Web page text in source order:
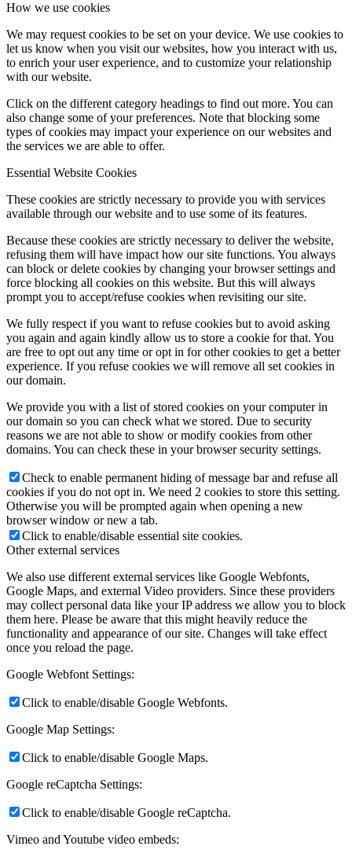
How we use cookies
We may request cookies to be set on your device. We use cookies to
let us know when you visit our websites, how you interact with us,
to enrich your user experience, and to customize your relationship
with our website.
Click on the different category headings to find out more. You can
also change some of your preferences. Note that blocking some
types of cookies may impact your experience on our websites and
the services we are able to offer.
Essential Website Cookies
These cookies are strictly necessary to provide you with services
available through our website and to use some of its features.
Because these cookies are strictly necessary to deliver the website,
refusing them will have impact how our site functions. You always
can block or delete cookies by changing your browser settings and
force blocking all cookies on this website. But this will always
prompt you to accept/refuse cookies when revisiting our site.
We fully respect if you want to refuse cookies but to avoid asking
you again and again kindly allow us to store a cookie for that. You
are free to opt out any time or opt in for other cookies to get a better
experience. If you refuse cookies we will remove all set cookies in
our domain.
We provide you with a list of stored cookies on your computer in
our domain so you can check what we stored. Due to security
reasons we are not able to show or modify cookies from other
domains. You can check these in your browser security settings.
Check to enable permanent hiding of message bar and refuse all
cookies if you do not opt in. We need 2 cookies to store this setting.
Otherwise you will be prompted again when opening a new
browser window or new a tab.
Click to enable/disable essential site cookies.
Other external services
We also use different external services like Google Webfonts,
Google Maps, and external Video providers. Since these providers
may collect personal data like your IP address we allow you to block
them here. Please be aware that this might heavily reduce the
functionality and appearance of our site. Changes will take effect
once you reload the page.
Google Webfont Settings:
Click to enable/disable Google Webfonts.
Google Map Settings:
Click to enable/disable Google Maps.
Google reCaptcha Settings:
Click to enable/disable Google reCaptcha.
Vimeo and Youtube video embeds: